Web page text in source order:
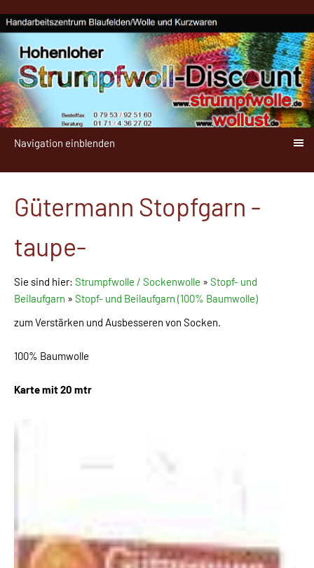
Navigation einblenden
Gütermann Stopfgarn -
taupe-
Sie sind hier: Strumpfwolle / Sockenwolle » Stopf- und
Beilaufgarn » Stopf- und Beilaufgarn (100% Baumwolle)
zum Verstärken und Ausbesseren von Socken.
100% Baumwolle
Karte mit 20 mtr